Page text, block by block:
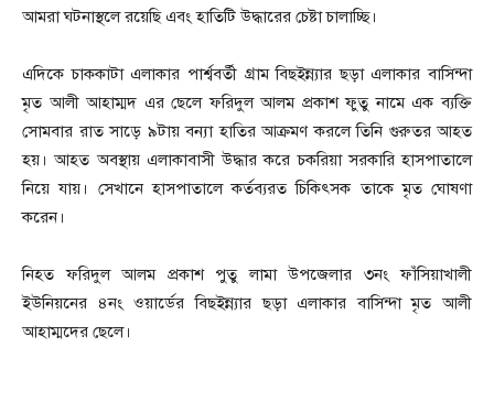
আমরা ঘটনাস্থলে রয়েছি এবং হাতিটি উদ্ধারের চেষ্টা চালাচ্ছি।
এদিকে চাককাটা এলাকার পার্শ্ববর্তী গ্রাম বিছইন্ন্যার ছড়া এলাকার বাসিন্দা
মৃত আলী আহাম্মদ এর ছেলে ফরিদুল আলম প্রকাশ ফুতু নামে এক ব্যক্তি
সোমবার রাত সাড়ে ৯টায় বন্যা হাতির আক্রমণ করলে তিনি গুরুতর আহত
হয়। আহত অবস্থায় এলাকাবাসী উদ্ধার করে চকরিয়া সরকারি হাসপাতালে
নিয়ে যায়। সেখানে হাসপাতালে কর্তব্যরত চিকিৎসক তাকে মৃত ঘোষণা
করেন।
নিহত ফরিদুল আলম প্রকাশ পুতু লামা উপজেলার ৩নং ফাঁসিয়াখালী
ইউনিয়নের ৪নং ওয়ার্ডের বিছইন্ন্যার ছড়া এলাকার বাসিন্দা মৃত আলী
আহাম্মদের ছেলে।